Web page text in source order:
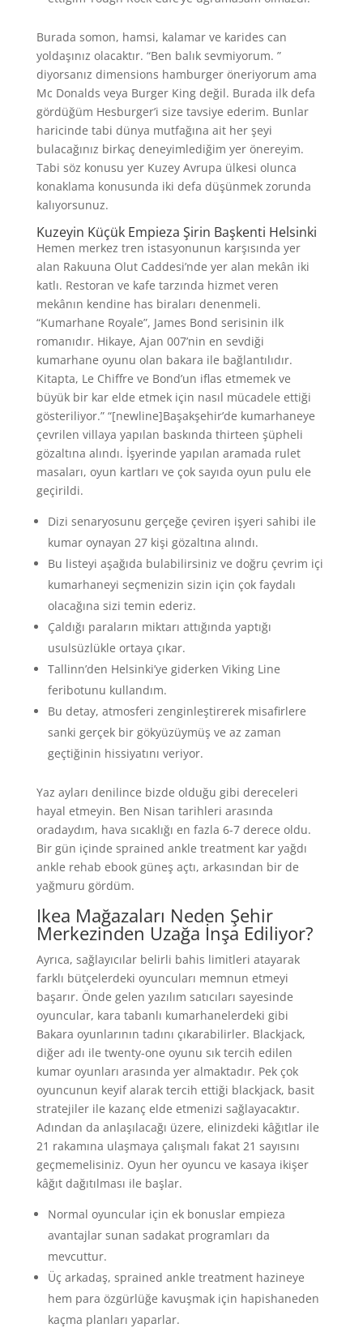
Burada somon, hamsi, kalamar ve karides can
yoldaşınız olacaktır. “Ben balık sevmiyorum. ”
diyorsanız dimensions hamburger öneriyorum ama
Mc Donalds veya Burger King değil. Burada ilk defa
gördüğüm Hesburger’i size tavsiye ederim. Bunlar
haricinde tabi dünya mutfağına ait her şeyi
bulacağınız birkaç deneyimlediğim yer önereyim.
Tabi söz konusu yer Kuzey Avrupa ülkesi olunca
konaklama konusunda iki defa düşünmek zorunda
kalıyorsunuz.
Kuzeyin Küçük Empieza Şirin Başkenti Helsinki
Hemen merkez tren istasyonunun karşısında yer
alan Rakuuna Olut Caddesi’nde yer alan mekân iki
katlı. Restoran ve kafe tarzında hizmet veren
mekânın kendine has biraları denenmeli.
“Kumarhane Royale”, James Bond serisinin ilk
romanıdır. Hikaye, Ajan 007’nin en sevdiği
kumarhane oyunu olan bakara ile bağlantılıdır.
Kitapta, Le Chiffre ve Bond’un iflas etmemek ve
büyük bir kar elde etmek için nasıl mücadele ettiği
gösteriliyor.” “[newline]Başakşehir’de kumarhaneye
çevrilen villaya yapılan baskında thirteen şüpheli
gözaltına alındı. İşyerinde yapılan aramada rulet
masaları, oyun kartları ve çok sayıda oyun pulu ele
geçirildi.
Dizi senaryosunu gerçeğe çeviren işyeri sahibi ile
kumar oynayan 27 kişi gözaltına alındı.
Bu listeyi aşağıda bulabilirsiniz ve doğru çevrim içi
kumarhaneyi seçmenizin sizin için çok faydalı
olacağına sizi temin ederiz.
Çaldığı paraların miktarı attığında yaptığı
usulsüzlükle ortaya çıkar.
Tallinn’den Helsinki’ye giderken Viking Line
feribotunu kullandım.
Bu detay, atmosferi zenginleştirerek misafirlere
sanki gerçek bir gökyüzüymüş ve az zaman
geçtiğinin hissiyatını veriyor.
Yaz ayları denilince bizde olduğu gibi dereceleri
hayal etmeyin. Ben Nisan tarihleri arasında
oradaydım, hava sıcaklığı en fazla 6-7 derece oldu.
Bir gün içinde sprained ankle treatment kar yağdı
ankle rehab ebook güneş açtı, arkasından bir de
yağmuru gördüm.
Ikea Mağazaları Neden Şehir
Merkezinden Uzağa İnşa Ediliyor?
Ayrıca, sağlayıcılar belirli bahis limitleri atayarak
farklı bütçelerdeki oyuncuları memnun etmeyi
başarır. Önde gelen yazılım satıcıları sayesinde
oyuncular, kara tabanlı kumarhanelerdeki gibi
Bakara oyunlarının tadını çıkarabilirler. Blackjack,
diğer adı ile twenty-one oyunu sık tercih edilen
kumar oyunları arasında yer almaktadır. Pek çok
oyuncunun keyif alarak tercih ettiği blackjack, basit
stratejiler ile kazanç elde etmenizi sağlayacaktır.
Adından da anlaşılacağı üzere, elinizdeki kâğıtlar ile
21 rakamına ulaşmaya çalışmalı fakat 21 sayısını
geçmemelisiniz. Oyun her oyuncu ve kasaya ikişer
kâğıt dağıtılması ile başlar.
Normal oyuncular için ek bonuslar empieza
avantajlar sunan sadakat programları da
mevcuttur.
Üç arkadaş, sprained ankle treatment hazineye
hem para özgürlüğe kavuşmak için hapishaneden
kaçma planları yaparlar.